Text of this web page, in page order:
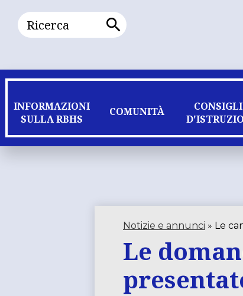
INFORMAZIONI
SULLA RBHS
COMUNITÀ
Ricerca
Notizie e annunci » Le
Le